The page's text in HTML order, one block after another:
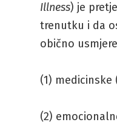
Illness) je
trenutku i da
obično
(1)
(2)